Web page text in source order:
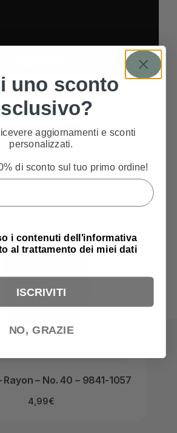
CORRELATI
Rayon – No. 40 – 9841-1057
4,99€
uno sconto
aggiornamenti e sconti
personalizzati.
di sconto sul tuo primo ordine!
i contenuti dell'informativa
al trattamento dei miei dati
ISCRIVITI
NO, GRAZIE